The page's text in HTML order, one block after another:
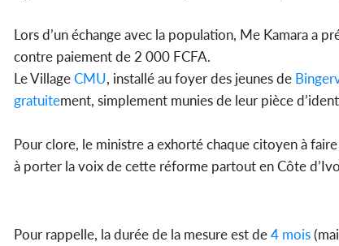
Lors d’un échange avec la population, Me Kamara a
contre paiement de 2 000 FCFA.
Le VillageCMU, installé au foyer des jeunes de
gratuitement, simplement munies de leur pièce
Pour clore, le ministre a exhorté chaque citoyen à
à porter la voix de cette réforme partout en Côte
Pour rappelle, la durée de la mesure est de4 mois